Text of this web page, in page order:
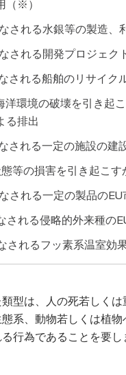
（※）
される水銀等の製造、
される開発プロジェク
される船舶のリサイク
洋環境の破壊を引き起
る排出
される一定の施設の建
等の損害を引き起こ
される一定の製品の
される侵略的外来種の
されるフッ素系温室効
型は、人の死若しく
系、動物若しくは植
行為であることを要し